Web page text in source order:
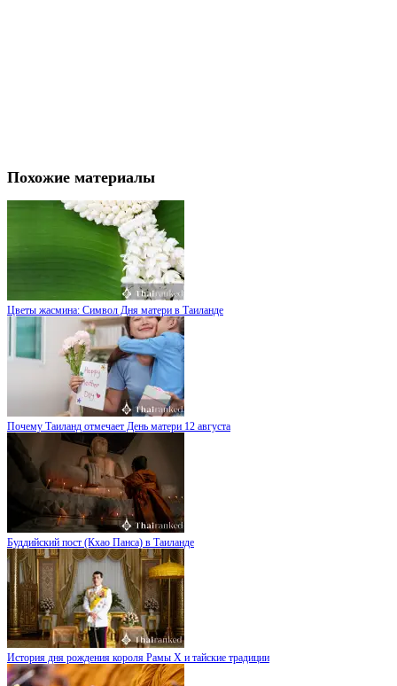
Похожие материалы
Цветы жасмина: Символ Дня матери в Таиланде
Почему Таиланд отмечает День матери 12 августа
Буддийский пост (Кхао Панса) в Таиланде
История дня рождения короля Рамы X и тайские традиции